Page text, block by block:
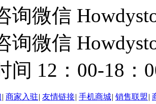
询微信
询微信
间 12：00-18：
| 商家入驻| 友情链接| 手机商城| 销售联盟|